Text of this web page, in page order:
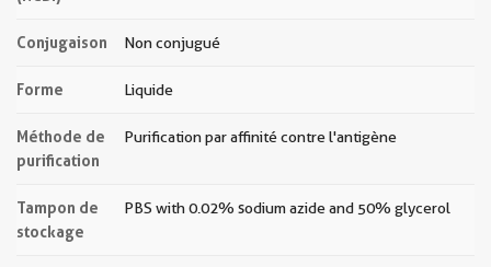
Conjugaison Non conjugué
Forme Liquide
Méthode de
purification
Purification par affinité contre l'antigène
Tampon de
stockage
PBS with 0.02% sodium azide and 50% glycerol